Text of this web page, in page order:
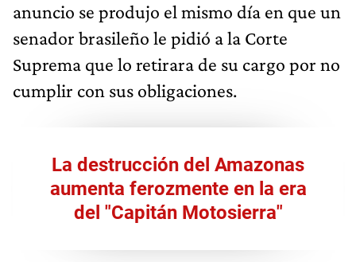
anuncio se produjo el mismo día en que un
senador brasileño le pidió a la Corte
Suprema que lo retirara de su cargo por no
cumplir con sus obligaciones.
La destrucción del Amazonas
aumenta ferozmente en la era
del "Capitán Motosierra"